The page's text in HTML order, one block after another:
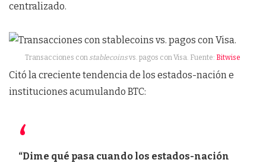
centralizado.
Transacciones con stablecoinsvs. pagos con Visa. Fuente: Bitwise
Citó la creciente tendencia de los estados-nación e
instituciones acumulando BTC:
“Dime qué pasa cuando los estados-nación